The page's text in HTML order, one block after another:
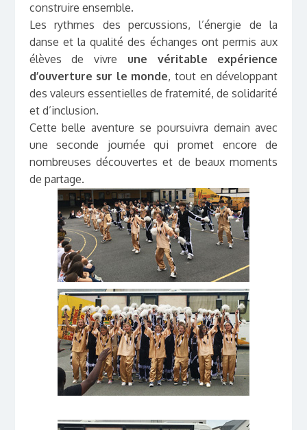
construire ensemble.
Les rythmes des percussions, l’énergie de la
danse et la qualité des échanges ont permis aux
élèves de vivre une véritable expérience
d’ouverture sur le monde, tout en développant
des valeurs essentielles de fraternité, de solidarité
et d’inclusion.
Cette belle aventure se poursuivra demain avec
une seconde journée qui promet encore de
nombreuses découvertes et de beaux moments
de partage.